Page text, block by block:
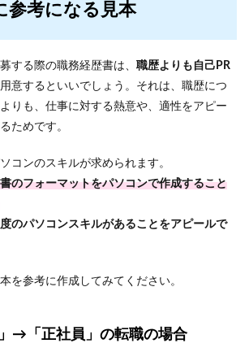
参考になる見本
する際の職務経歴書は、 職歴よりも自己PR
意するといいでしょう。それは、職歴につ
りも、仕事に対する熱意や、適性をアピー
ためです。
コンのスキルが求められます。
のフォーマットをパソコンで作成すること
のパソコンスキルがあることをアピールで
を参考に作成してみてください。
→「正社員」の転職の場合